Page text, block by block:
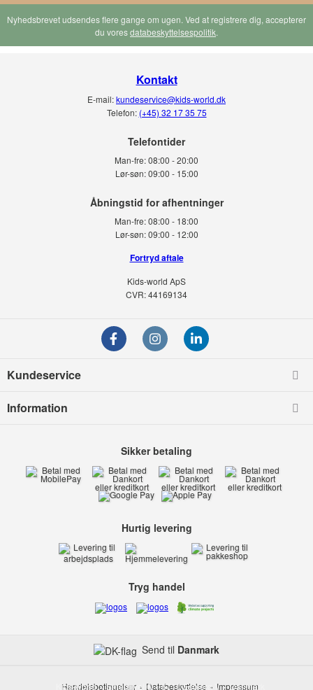
Nyhedsbrevet udsendes flere gange om ugen. Ved at registrere dig, accepterer
du voresdatabeskyttelsespolitik.
Kontakt
E-mail:kundeservice@kids-world.dk
Telefon: (+45) 32 17 35 75
Telefontider
Man-fre:08:00 - 20:00
Lør-søn: 09:00 - 15:00
Man-fre:08:00 - 18:00
Lør-søn:09:00 - 12:00
Fortryd aftale
Kids-world ApS
CVR: 44169134
Kundeservice
Information
Send til Danmark
Sikker betaling
Hurtig levering
Tryg handel
Handelsbetingelser Databeskyttelse Impressum
Kids-world Smedevej 6 6710 Esbjerg V Danmark